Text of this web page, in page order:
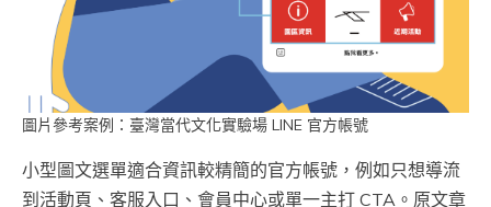
圖片參考案例：臺灣當代文化實驗場 LINE 官方帳號
小型圖文選單適合資訊較精簡的官方帳號，例如只想導流
到活動頁、客服入口、會員中心或單一主打 CTA。原文章